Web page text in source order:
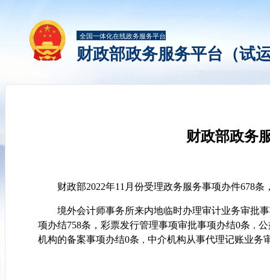
全国一体化在线政务服务平台
财政部政务服务平台（试
财政部政务
财政部2022年11月份受理政务服务事项办件678条
境外会计师事务所来内地临时办理审计业务审批
项办结758条 ， 彩票发行管理事项审批事项办结0条 ， 公
机构的备案事项办结0条 ， 中介机构从事代理记账业务